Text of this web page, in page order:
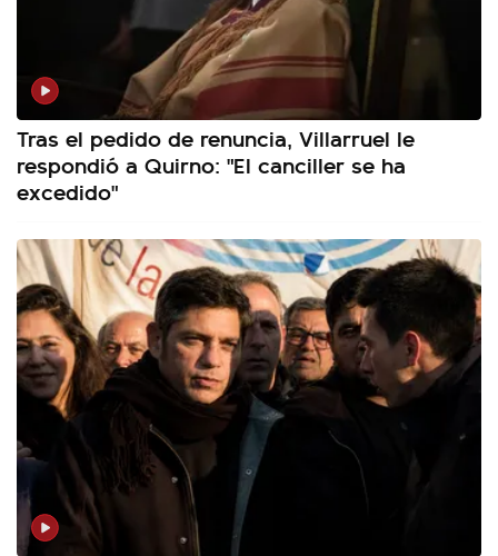
Tras el pedido de renuncia, Villarruel le
respondió a Quirno: "El canciller se ha
excedido"